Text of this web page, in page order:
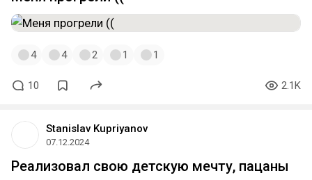
4 4 2 1 1
10 2.1K
Stanislav Kupriyanov
07.12.2024
Реализовал свою детскую мечту, пацаны